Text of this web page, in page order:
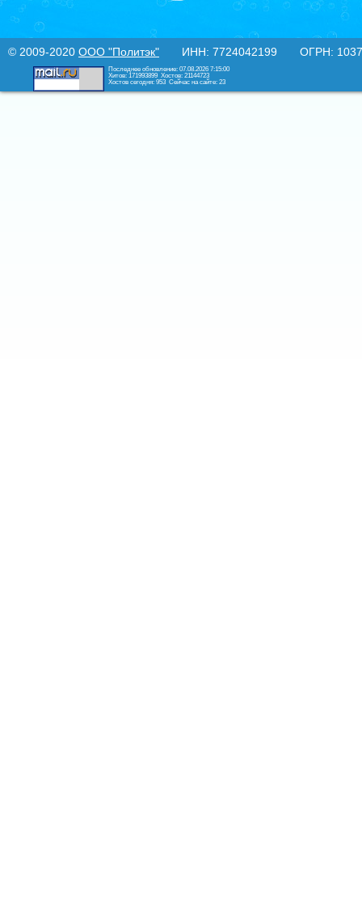
© 2009-2020 ООО "Политэк" ИНН: 7724042199 ОГРН:
Последнее обновление: 07.08.2026 7:15:00
Хитов: 171993899 Хостов: 21144723
Хостов сегодня: 953 Сейчас на сайте: 23